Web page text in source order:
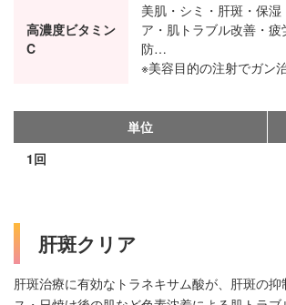
高濃度ビタミン
C
美肌・シミ・肝斑・保
ア・肌トラブル改善・
防…
※美容目的の注射でガン
単位
1回
肝斑クリア
肝斑治療に有効なトラネキサム酸が、肝斑の抑